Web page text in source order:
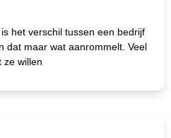
het verschil tussen een bedrijf
dat maar wat aanrommelt. Veel
ze willen